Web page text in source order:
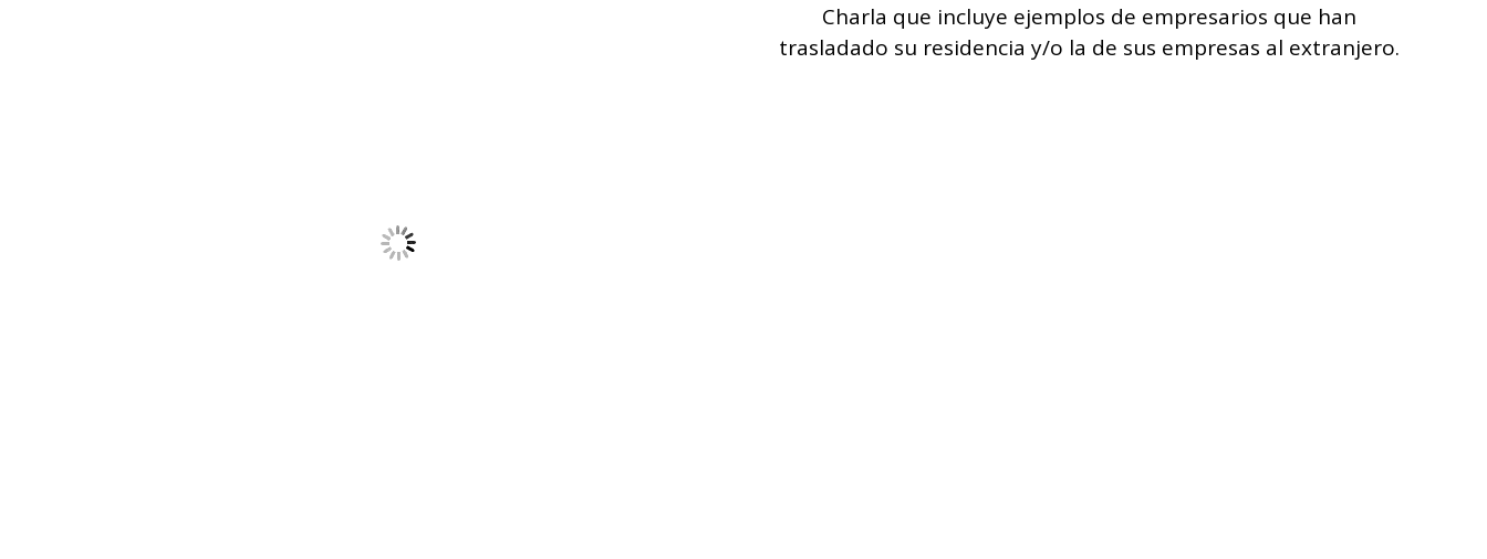
Charla que incluye ejemplos de empresarios que han
trasladado su residencia y/o la de sus empresas al extranjero.